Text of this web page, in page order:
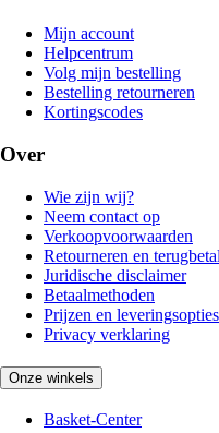
Mijn account
Helpcentrum
Volg mijn bestelling
Bestelling retourneren
Kortingscodes
Over
Wie zijn wij?
Neem contact op
Verkoopvoorwaarden
Retourneren en
Juridische disclaimer
Betaalmethoden
Prijzen en leveringsopties
Privacy verklaring
Onze winkels
Basket-Center